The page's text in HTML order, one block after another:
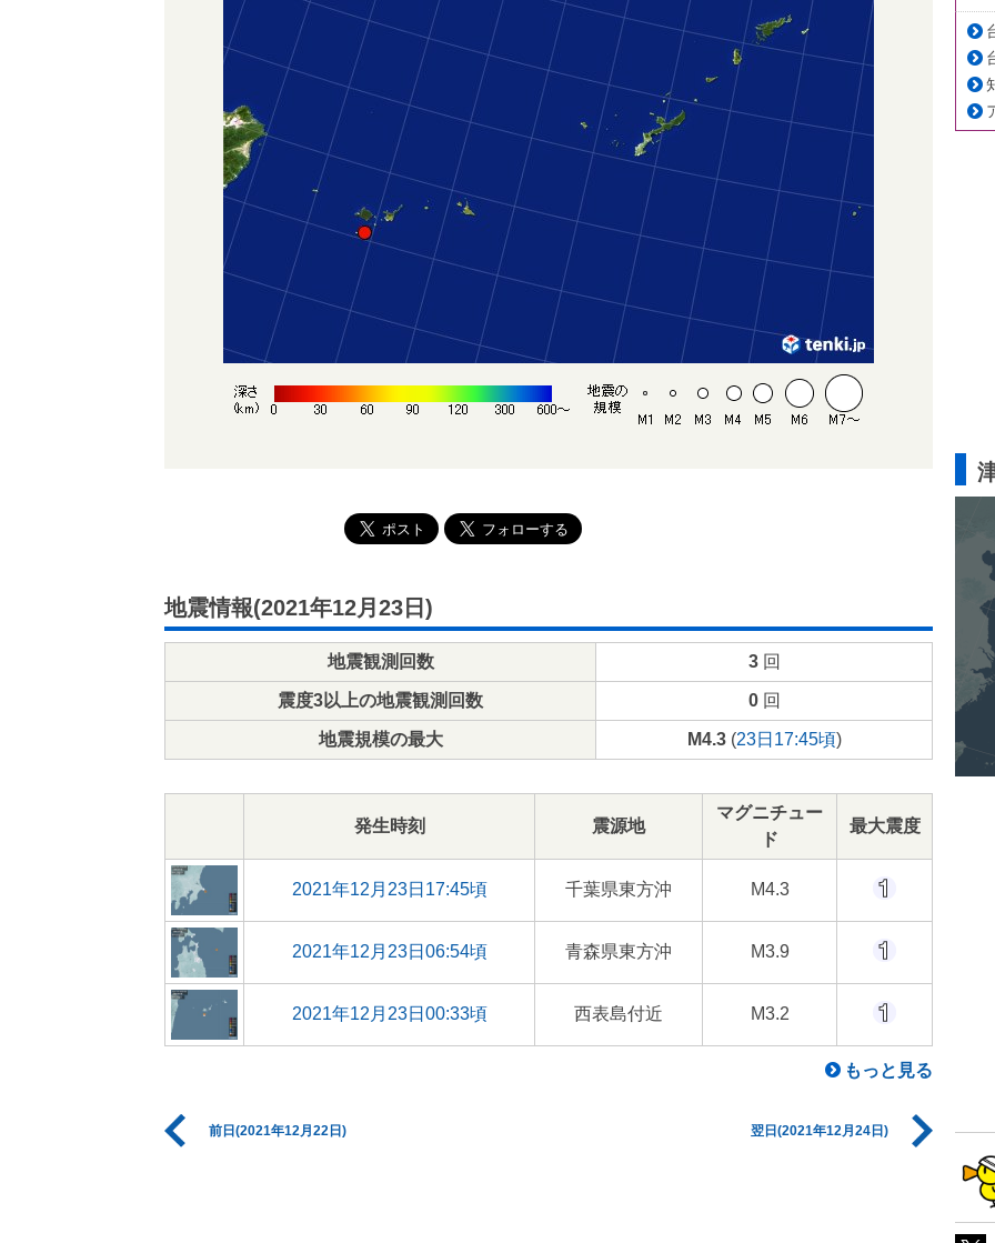
地震情報(2021年12月23日)
地震観測回数 3回
震度3以上の地震観測回数 0回
地震規模の最大 M4.3(23日17:45頃)
発生時刻 震源地
マグニチュー
ド
最大震度
2021年12月23日17:45頃 千葉県東方沖 M4.3
2021年12月23日06:54頃 青森県東方沖 M3.9
2021年12月23日00:33頃 西表島付近 M3.2
もっと見る
前日(2021年12月22日) 翌日(2021年12月24日)